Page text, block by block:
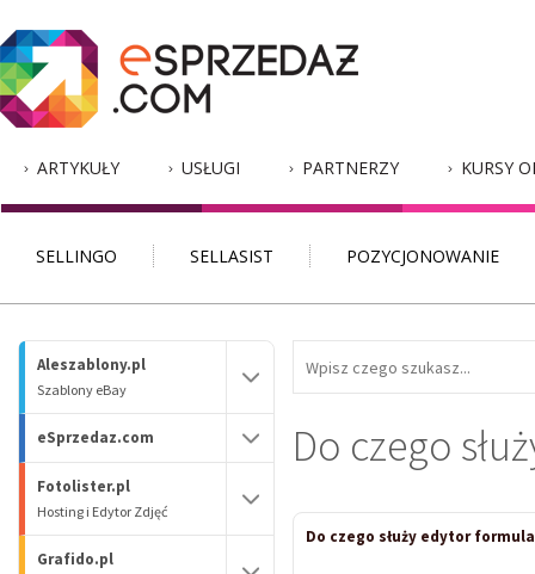
ARTYKUŁY USŁUGI PARTNERZY KURSY
SELLINGO SELLASIST POZYCJONOWANIE
Aleszablony.pl
Szablony eBay
eSprzedaz.com
Fotolister.pl
Hosting i Edytor Zdjęć
Grafido.pl
Do czego
Do czego służy edytor